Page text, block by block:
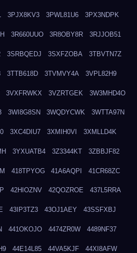
3PJX8KV3 3PWL81U6 3PX3NDPK
3R660UUO 3R8OBY8R 3RJJOB51
3SRBQEDJ 3SXFZOBA 3TBVTN7Z
3TTB618D 3TVMVY4A 3VPL82H9
3VXFRWKX 3VZRTGEK 3W3MHD4O
3WI8G8SN 3WQDYCWK 3WTTA97N
3XC4DIU7 3XMIH0VI 3XMLLD4K
3YXUATB4 3Z3344KT 3ZBBJF82
418TPYOG 41A6AQPI 41CR68ZC
42HIOZNV 42QOZROE 437L5RRA
43IP3TZ3 43OJ1AEY 43SSFXBJ
441OKOJO 4474ZR0W 4489NF37
44E14L85 44VA5KJF 44XI8AFW